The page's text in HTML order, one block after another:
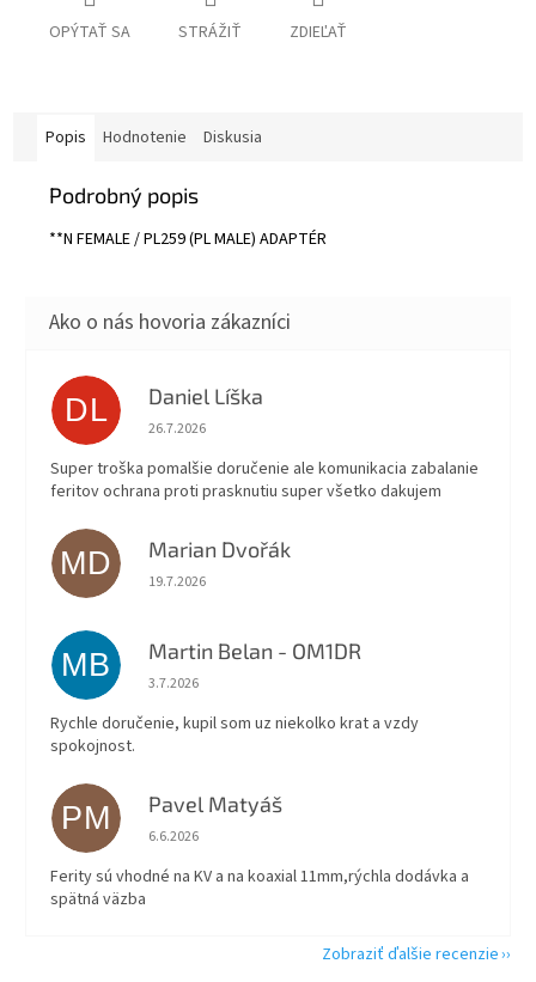
OPÝTAŤ SA STRÁŽIŤ ZDIEĽAŤ
Popis Hodnotenie Diskusia
Podrobný popis
**N FEMALE / PL259 (PL MALE) ADAPTÉR
DL Daniel Líška
Hodnotenie obchodu je 5 z 5 hviezdičiek.
26.7.2026
Super troška pomalšie doručenie ale komunikacia zabalanie
feritov ochrana proti prasknutiu super všetko dakujem
MD Marian Dvořák
Hodnotenie obchodu je 5 z 5 hviezdičiek.
19.7.2026
MB Martin Belan - OM1DR
Hodnotenie obchodu je 5 z 5 hviezdičiek.
3.7.2026
Rychle doručenie, kupil som uz niekolko krat a vzdy
spokojnost.
PM Pavel Matyáš
Hodnotenie obchodu je 5 z 5 hviezdičiek.
6.6.2026
Ferity sú vhodné na KV a na koaxial 11mm,rýchla dodávka a
spätná väzba
Zobraziť ďalšie recenzie